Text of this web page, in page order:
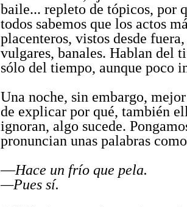
baile... repleto de tópicos, por
todos sabemos que los actos
placenteros, vistos desde
vulgares, banales. Hablan del
sólo del tiempo, aunque poco
Una noche, sin embargo,
de explicar por qué, también
ignoran, algo sucede.
pronuncian unas palabras
—Hace un frío que pela.
—Pues sí.